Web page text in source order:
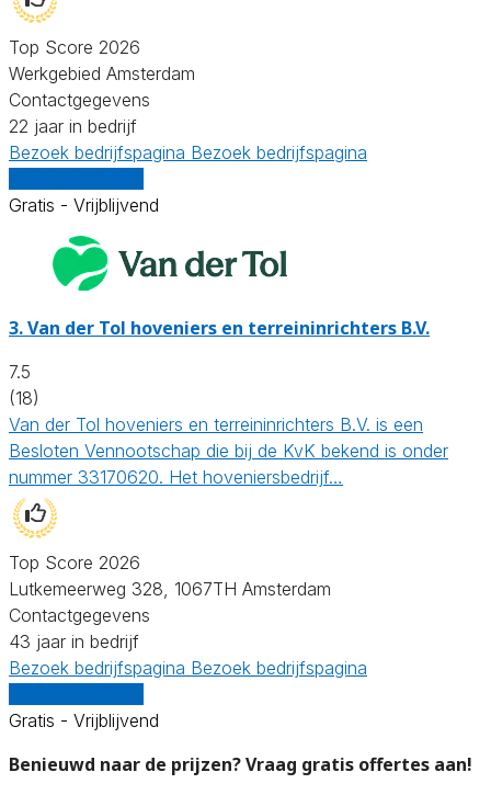
Top Score 2026
Werkgebied Amsterdam
Contactgegevens
22 jaar in bedrijf
Bezoek bedrijfspagina Bezoek bedrijfspagina
Gratis - Vrijblijvend
3.Van der Tol hoveniers en terreininrichters B.V.
7.5
(18)
Van der Tol hoveniers en terreininrichters B.V. is een
Besloten Vennootschap die bij de KvK bekend is onder
nummer 33170620. Het hoveniersbedrijf…
Top Score 2026
Lutkemeerweg 328, 1067TH Amsterdam
Contactgegevens
43 jaar in bedrijf
Bezoek bedrijfspagina Bezoek bedrijfspagina
Gratis - Vrijblijvend
Benieuwd naar de prijzen? Vraag gratis offertes aan!